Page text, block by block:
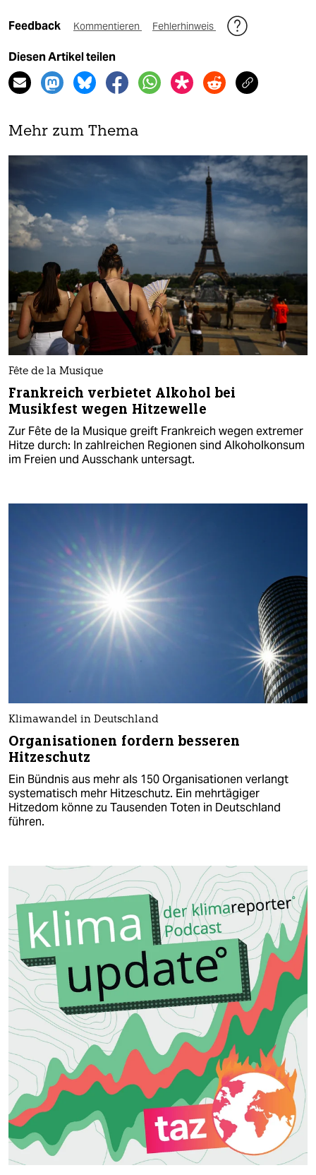
Feedback Kommentieren Fehlerhinweis
Diesen Artikel teilen
Mehr zum Thema
Fête de la Musique
Frankreich verbietet Alkohol bei
Musikfest wegen Hitzewelle
Zur Fête de la Musique greift Frankreich wegen extremer
Hitze durch: In zahlreichen Regionen sind Alkoholkonsum
im Freien und Ausschank untersagt.
Klimawandel in Deutschland
Organisationen fordern besseren
Hitzeschutz
Ein Bündnis aus mehr als 150 Organisationen verlangt
systematisch mehr Hitzeschutz. Ein mehrtägiger
Hitzedom könne zu Tausenden Toten in Deutschland
führen.